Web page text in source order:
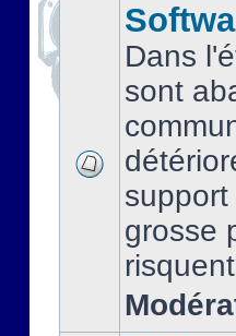
Dans
sont
grosse